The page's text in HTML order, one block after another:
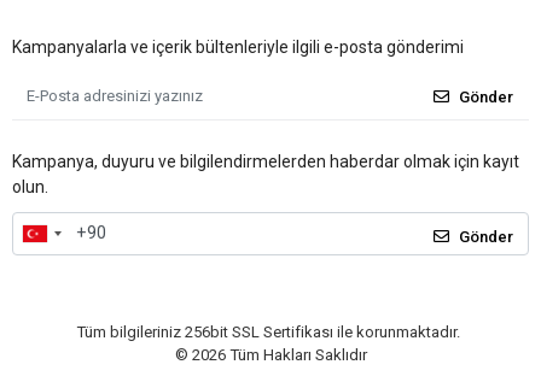
Kampanyalarla ve içerik bültenleriyle ilgili e-posta gönderimi
Gönder
Kampanya, duyuru ve bilgilendirmelerden haberdar olmak için kayıt
olun.
Gönder
Tüm bilgileriniz 256bit SSL Sertifikası ile korunmaktadır.
© 2026 Tüm Hakları Saklıdır